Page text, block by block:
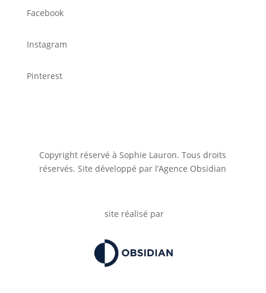
Facebook
Instagram
Pinterest
Copyright réservé à Sophie Lauron. Tous droits
réservés. Site développé par l’Agence Obsidian
site réalisé par